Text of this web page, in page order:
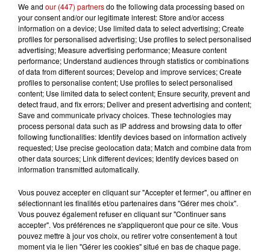
Gagnez vos entrées pour le
Musée du Sport Automobile au
Mans !
Alouette vous invite à
Futuroscope Xperiences !
Le Duel - Gagnez votre balade
en jet ski !
We and our (447) partnersdo the following data processing based on
your consent and/or our legitimate interest: Store and/or access
information on a device; Use limited data to select advertising; Create
profiles for personalised advertising; Use profiles to select personalised
advertising; Measure advertising performance; Measure content
performance; Understand audiences through statistics or combinations
of data from different sources; Develop and improve services; Create
profiles to personalise content; Use profiles to select personalised
content; Use limited data to select content; Ensure security, prevent and
detect fraud, and fix errors; Deliver and present advertising and content;
Save and communicate privacy choices. These technologies may
process personal data such as IP address and browsing data to offer
following functionalities: Identify devices based on information actively
requested; Use precise geolocation data; Match and combine data from
other data sources; Link different devices; Identify devices based on
information transmitted automatically.
Vous pouvez accepter en cliquant sur "Accepter et fermer", ou affiner en
sélectionnant les finalités et/ou partenaires dans "Gérer mes choix".
Vous pouvez également refuser en cliquant sur "Continuer sans
accepter". Vos préférences ne s'appliqueront que pour ce site. Vous
pouvez mettre à jour vos choix, ou retirer votre consentement à tout
moment via le lien "Gérer les cookies" situé en bas de chaque page.